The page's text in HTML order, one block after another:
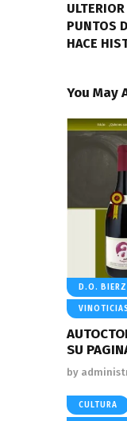
PUNTOS
HACE
You May
D.O.
VINOTICIAS
SU
by
CULTURA